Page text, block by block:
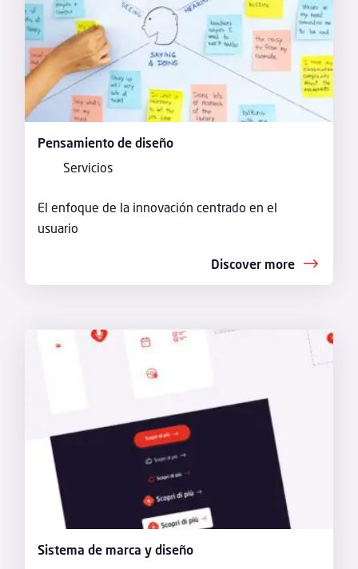
Pensamiento de diseño
Servicios
El enfoque de la innovación centrado en el
usuario
Discover more
Sistema de marca y diseño